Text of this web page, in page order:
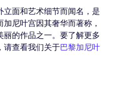
面和艺术细节而闻名，是
尼叶宫因其奢华而著称，
的作品之一。要了解更多
请查看我们关于巴黎加尼叶